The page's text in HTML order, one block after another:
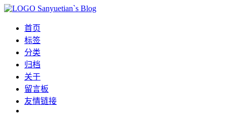
Sanyuetian`s Blog
首页
标签
分类
归档
关于
留言板
友情链接